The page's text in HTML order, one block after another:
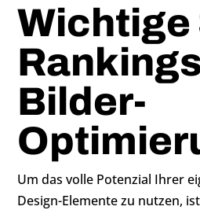
Wichtige
Bilder-
Um das volle Potenzial Ihrer
Design-Elemente zu nutzen,